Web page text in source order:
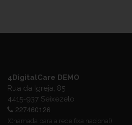
4DigitalCare DEMO
Rua da Igreja, 85
4415-937 Seixezelo
227460126
(Chamada para a rede fixa nacional)